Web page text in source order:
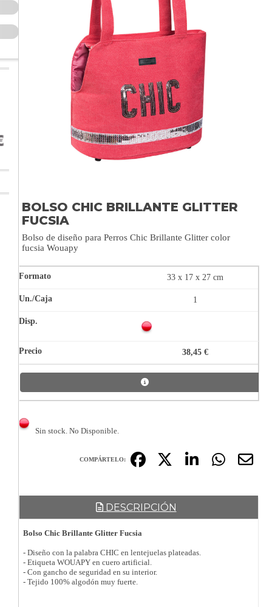
BOLSO CHIC BRILLANTE GLITTER
FUCSIA
Bolso de diseño para Perros Chic Brillante Glitter color
fucsia Wouapy
33 x 17 x 27 cm
1
38,45 €
Sin stock. No Disponible.
COMPÁRTELO:
DESCRIPCIÓN
Bolso Chic Brillante Glitter Fucsia
- Diseño con la palabra CHIC en lentejuelas plateadas.
- Etiqueta WOUAPY en cuero artificial.
- Con gancho de seguridad en su interior.
- Tejido 100% algodón muy fuerte.